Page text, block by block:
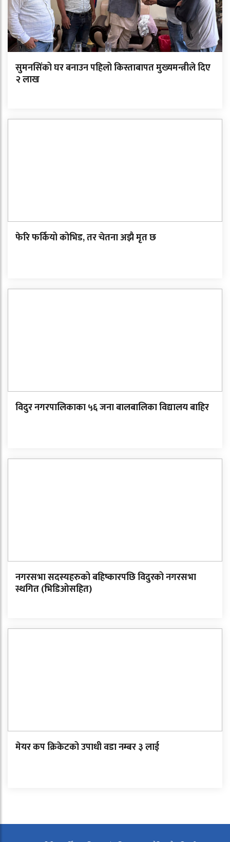
सुमनसिंको घर बनाउन पहिलो किस्ताबापत मुख्यमन्त्रीले दिए
२ लाख
फेरि फर्कियो कोभिड, तर चेतना अझै मृत छ
विदुर नगरपालिकाका ५६ जना बालबालिका विद्यालय बाहिर
नगरसभा सदस्यहरुको बहिष्कारपछि विदुरको नगरसभा
स्थगित (भिडिओसहित)
मेयर कप क्रिकेटको उपाधी वडा नम्बर ३ लाई